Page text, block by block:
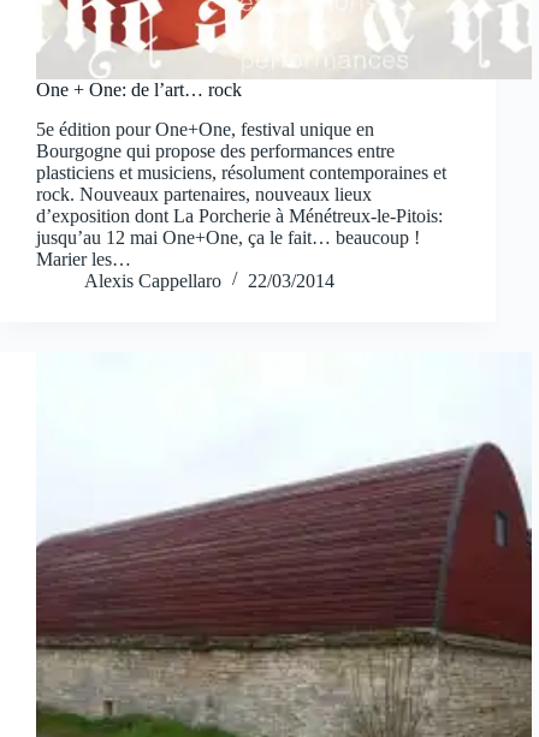
One + One: de l’art… rock
5e édition pour One+One, festival unique en
Bourgogne qui propose des performances entre
plasticiens et musiciens, résolument contemporaines et
rock. Nouveaux partenaires, nouveaux lieux
d’exposition dont La Porcherie à Ménétreux-le-Pitois:
jusqu’au 12 mai One+One, ça le fait… beaucoup !
Marier les…
Alexis Cappellaro
22/03/2014